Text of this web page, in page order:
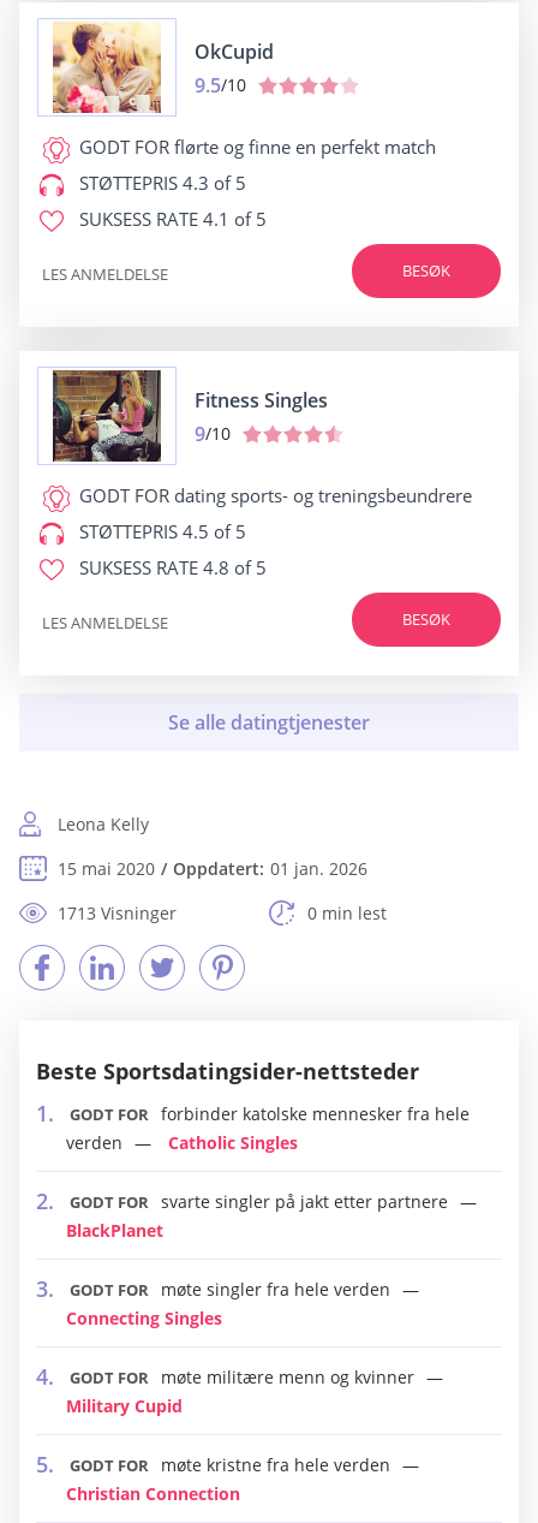
OkCupid
9.5/10
GODT FOR flørte og finne en perfekt match
STØTTEPRIS 4.3 of 5
SUKSESS RATE 4.1 of 5
BESØK
LES ANMELDELSE
Fitness Singles
9/10
GODT FOR dating sports- og treningsbeundrere
STØTTEPRIS 4.5 of 5
SUKSESS RATE 4.8 of 5
BESØK
LES ANMELDELSE
Leona Kelly
15 mai 2020
Oppdatert: 01 jan. 2026
1713 Visninger
0 min lest
Beste Sportsdatingsider-nettsteder
GODT FOR forbinder katolske mennesker fra hele
verden
Catholic Singles
GODT FOR svarte singler på jakt etter partnere
BlackPlanet
GODT FOR
møte singler fra hele verden
Connecting Singles
GODT FOR
møte militære menn og kvinner
Military Cupid
GODT FOR
møte kristne fra hele verden
Christian Connection